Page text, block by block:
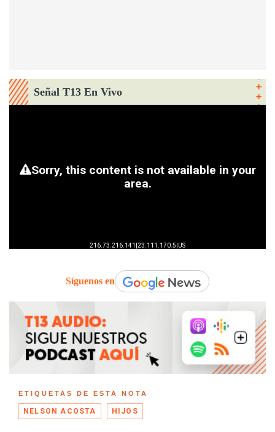
Señal T13 En Vivo
Síguenos en
ETIQUETAS DE ESTA NOTA
NELSON ACOSTA HIJOS